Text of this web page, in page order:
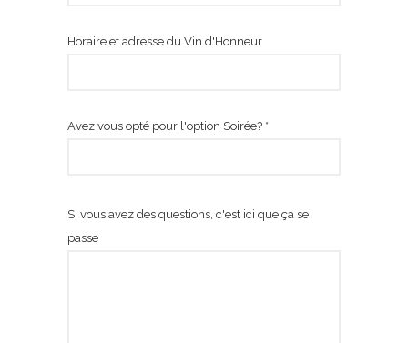
Horaire et adresse du Vin d'Honneur
Avez vous opté pour l'option Soirée? *
Si vous avez des questions, c'est ici que ça se
passe